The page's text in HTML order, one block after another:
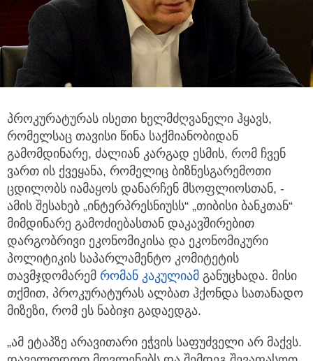
პროკურატურას ისეთი ხელმძღვანელი ჰყავს,
რომელსაც თავისი წინა საქმიანობიდან
გამომდინარე, ძალიან კარგად ესმის, რომ ჩვენ
ვართ ის ქვეყანა, რომელიც ბიზნესგარემოთი
ცდილობს იამაყოს დანარჩენ მსოფლიოსთან, -
ამის შესახებ „ინტერპრესნიუსს“ „თიბისი ბანკთან“
მიმდინარე გამოძიებასთან დაკავშირებით
დარგობრივი ეკონომიკისა და ეკონომიკური
პოლიტიკის საპარლამენტო კომიტეტის
თავმჯდომარემ რომან კაკულიამ განუცხადა. მისი
თქმით, პროკურატურას ალბათ ჰქონდა სათანადო
მიზეზი, რომ ეს ნაბიჯი გადაედგა.
„ამ ეტაპზე არავითარი ეჭვის საფუძველი არ მაქვს.